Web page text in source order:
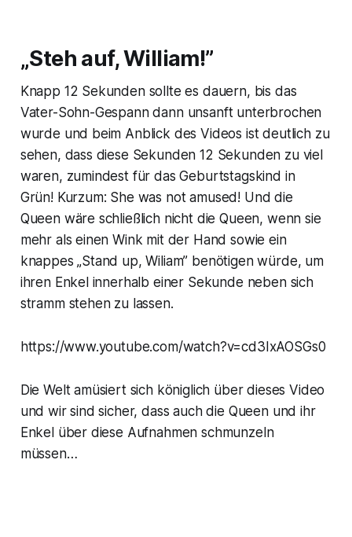
„Steh auf, William!”
Knapp 12 Sekunden sollte es dauern, bis das
Vater-Sohn-Gespann dann unsanft unterbrochen
wurde und beim Anblick des Videos ist deutlich zu
sehen, dass diese Sekunden 12 Sekunden zu viel
waren, zumindest für das Geburtstagskind in
Grün! Kurzum: She was not amused! Und die
Queen wäre schließlich nicht die Queen, wenn sie
mehr als einen Wink mit der Hand sowie ein
knappes „Stand up, Wiliam” benötigen würde, um
ihren Enkel innerhalb einer Sekunde neben sich
stramm stehen zu lassen.
https://www.youtube.com/watch?v=cd3IxAOSGs0
Die Welt amüsiert sich königlich über dieses Video
und wir sind sicher, dass auch die Queen und ihr
Enkel über diese Aufnahmen schmunzeln
müssen…